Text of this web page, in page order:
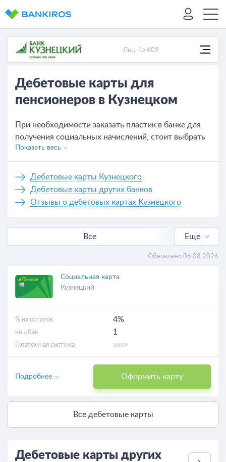
Лиц. № 609
Дебетовые карты для
пенсионеров в Кузнецком
При необходимости заказать пластик в банке для
получения социальных начислений, стоит выбрать
дебетовую карту для пенсионеров от Кузнецкого.
получения необходимо отправиться в ближайшее
отделение. Выгодные вариантов на сегодня - 1.
Показать весь
Дебетовые карты Кузнецкого
Дебетовые карты других банков
Отзывы о дебетовых картах Кузнецкого
Все
Еще
Обновлено 06.08.2026
Социальная карта
Кузнецкий
% на остаток 4%
кешбэк 1
Платежная система
Оформить карту
Подробнее
Все дебетовые карты
Дебетовые карты других